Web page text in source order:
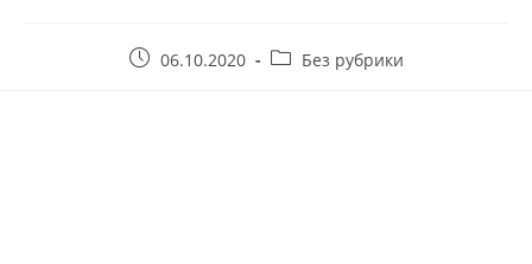
06.10.2020 Без рубрики